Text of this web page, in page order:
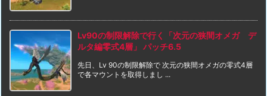
Lv90の制限解除で行く「次元の狭間オメガ デ
ルタ編零式4層」 パッチ6.5
先日、Lv 90の制限解除で 次元の狭間オメガの零式4層
で各マウントを取得しまし ...